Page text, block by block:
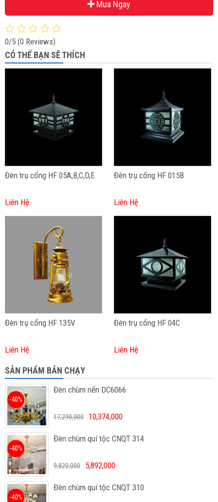
Mua Ngay
0/5 (0 Reviews)
CÓ THỂ BẠN SẼ THÍCH
Đèn trụ cổng HF 05A,B,C,D,E
Liên Hệ
Đèn trụ cổng HF 015B
Liên Hệ
Đèn trụ cổng HF 135V
Liên Hệ
Đèn trụ cổng HF 04C
Liên Hệ
SẢN PHẨM BÁN CHẠY
Đèn chùm nến DC6066
-40%
17,290,000 10,374,000
Đèn chùm quí tộc CNQT 314
-40%
9,820,000 5,892,000
Đèn chùm quí tộc CNQT 310
-40%